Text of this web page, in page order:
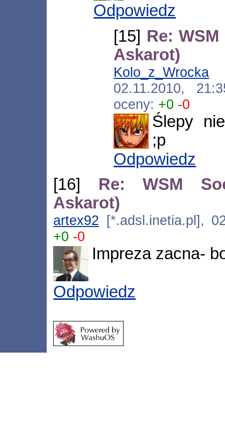
Odpowiedz
[15] Re:
Askarot)
Kolo_z_Wrocka
02.11.2010,
oceny: +0 -0
Ślepy
;p
Odpowiedz
[16] Re: WSM
Askarot)
artex92 [*.adsl.inetia.pl],
+0 -0
Impreza zacna-
Odpowiedz